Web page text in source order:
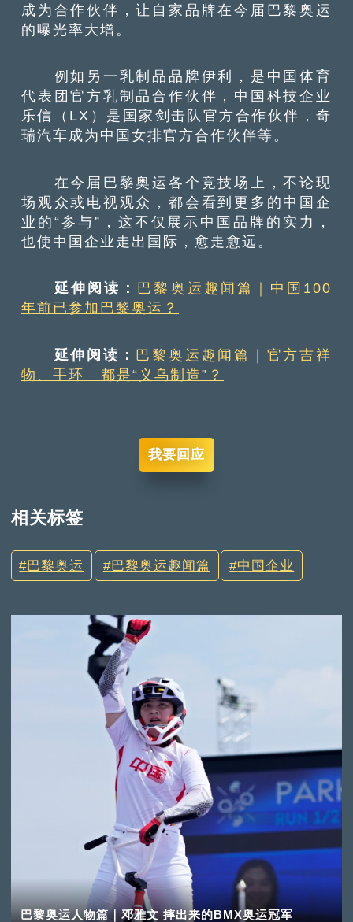
成为合作伙伴，让自家品牌在今届巴黎奥运
的曝光率大增。
例如另一乳制品品牌伊利，是中国体育
代表团官方乳制品合作伙伴，中国科技企业
乐信（LX）是国家剑击队官方合作伙伴，奇
瑞汽车成为中国女排官方合作伙伴等。
在今届巴黎奥运各个竞技场上，不论现
场观众或电视观众，都会看到更多的中国企
业的“参与”，这不仅展示中国品牌的实力，
也使中国企业走出国际，愈走愈远。
延伸阅读： 巴黎奥运趣闻篇｜中国100
年前已参加巴黎奥运？
延伸阅读： 巴黎奥运趣闻篇｜官方吉祥
物、手环 都是“义乌制造”？
我要回应
相关标签
巴黎奥运 巴黎奥运趣闻篇 中国企业
巴黎奥运人物篇｜邓雅文 摔出来的BMX奥运冠军